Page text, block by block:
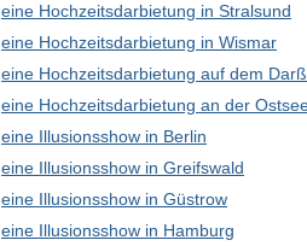
eine Hochzeitsdarbietung in Stralsund
eine Hochzeitsdarbietung in Wismar
eine Hochzeitsdarbietung auf dem Darß
eine Hochzeitsdarbietung an der
eine Illusionsshow in Berlin
eine Illusionsshow in Greifswald
eine Illusionsshow in Güstrow
eine Illusionsshow in Hamburg